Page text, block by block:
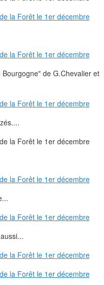
de G.Chevalier et